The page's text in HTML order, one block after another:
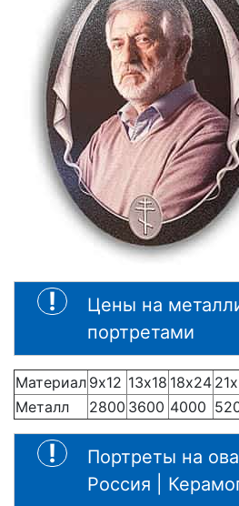
Цены на
портретами
Материал 9х12 13х18 18х24
Металл
2800 3600 4000
Портреты на
Россия |